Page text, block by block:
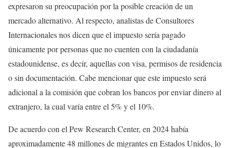
expresaron su preocupación por la posible creación de un
mercado alternativo. Al respecto, analistas de Consultores
Internacionales nos dicen que el impuesto sería pagado
únicamente por personas que no cuenten con la ciudadanía
estadounidense, es decir, aquellas con visa, permisos de residencia
o sin documentación. Cabe mencionar que este impuesto será
adicional a la comisión que cobran los bancos por enviar dinero al
extranjero, la cual varía entre el 5% y el 10%.
De acuerdo con el Pew Research Center, en 2024 había
aproximadamente 48 millones de migrantes en Estados Unidos, lo